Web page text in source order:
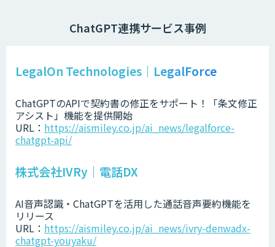
ChatGPT連携サービス事例
LegalOn Technologies｜LegalForce
ChatGPTのAPIで契約書の修正をサポート！「条文修正
アシスト」機能を提供開始
URL： https://aismiley.co.jp/ai_news/legalforce-
chatgpt-api/
株式会社IVRy｜電話DX
AI音声認識・ChatGPTを活用した通話音声要約機能を
リリース
URL： https://aismiley.co.jp/ai_news/ivry-denwadx-
chatgpt-youyaku/